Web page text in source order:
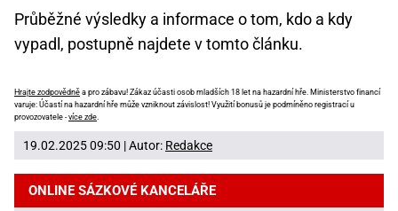
Průběžné výsledky a informace o tom, kdo a kdy
vypadl, postupně najdete v tomto článku.
Hrajte zodpovědně a pro zábavu! Zákaz účasti osob mladších 18 let na hazardní hře. Ministerstvo financí
varuje: Účastí na hazardní hře může vzniknout závislost! Využití bonusů je podmíněno registrací u
provozovatele -více zde
19.02.2025 09:50 | Autor: Redakce
ONLINE SÁZKOVÉ KANCELÁŘE